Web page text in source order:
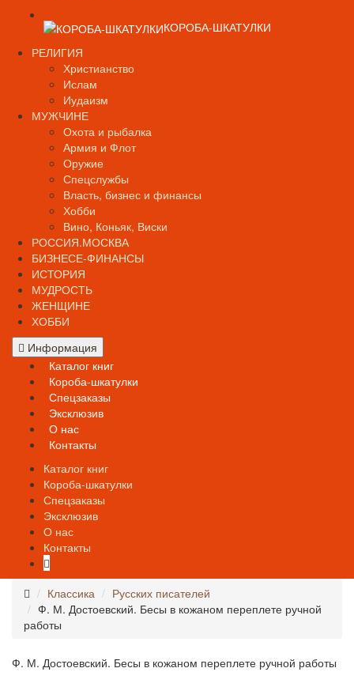
КОРОБА-ШКАТУЛКИ
РЕЛИГИЯ
Христианство
Ислам
Иудаизм
МУЖЧИНЕ
Охота и рыбалка
Армия и Флот
Оружие
Спецслужбы
Власть, бизнес и финансы
Хобби
Вино, Коньяк, Виски
РОССИЯ.МОСКВА
БИЗНЕСЕ-ФИНАНСЫ
ИСТОРИЯ
МУДРОСТЬ
ЖЕНЩИНЕ
ХОББИ
Информация
Каталог книг
Короба-шкатулки
Спецзаказы
Эксклюзив
О нас
Контакты
Каталог книг
Короба-шкатулки
Спецзаказы
Эксклюзив
О нас
Контакты
Классика
Русских писателей
Ф. М. Достоевский. Бесы в кожаном переплете ручной
работы
Ф. М. Достоевский. Бесы в кожаном переплете ручной работы